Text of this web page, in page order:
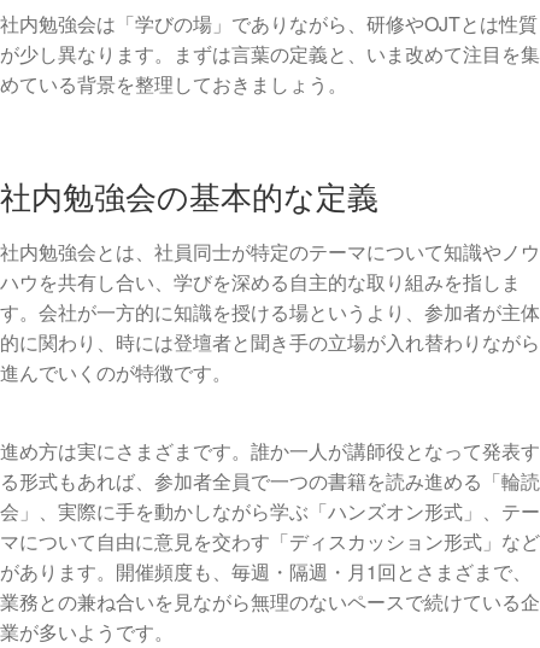
社内勉強会は「学びの場」でありながら、研修やOJTとは性質
が少し異なります。まずは言葉の定義と、いま改めて注目を集
めている背景を整理しておきましょう。
社内勉強会の基本的な定義
社内勉強会とは、社員同士が特定のテーマについて知識やノウ
ハウを共有し合い、学びを深める自主的な取り組みを指しま
す。会社が一方的に知識を授ける場というより、参加者が主体
的に関わり、時には登壇者と聞き手の立場が入れ替わりながら
進んでいくのが特徴です。
進め方は実にさまざまです。誰か一人が講師役となって発表す
る形式もあれば、参加者全員で一つの書籍を読み進める「輪読
会」、実際に手を動かしながら学ぶ「ハンズオン形式」、テー
マについて自由に意見を交わす「ディスカッション形式」など
があります。開催頻度も、毎週・隔週・月1回とさまざまで、
業務との兼ね合いを見ながら無理のないペースで続けている企
業が多いようです。